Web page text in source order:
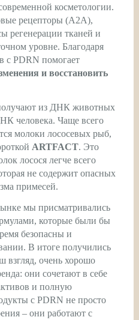
косметологии.
рецепторы (A2A),
регенерации тканей и
уровне. Благодаря
с PDRN помогает
и восстановить
из ДНК животных
человека. Чаще всего
молоки лососевых рыб,
ARTFACT. Это
лосося легче всего
не содержит опасных
примесей.
мы присматривались
которые были бы
безопасны и
В итоге получились
взгляд, очень хорошо
они сочетают в себе
и полную
с PDRN не просто
– они работают с